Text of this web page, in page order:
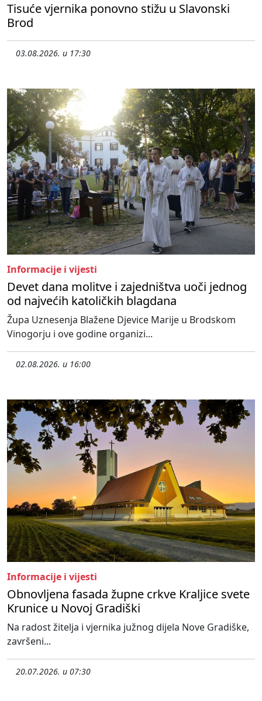
Tisuće vjernika ponovno stižu u Slavonski
Brod
03.08.2026. u 17:30
Informacije i vijesti
Devet dana molitve i zajedništva uoči jednog
od najvećih katoličkih blagdana
Župa Uznesenja Blažene Djevice Marije u Brodskom
Vinogorju i ove godine organizi...
02.08.2026. u 16:00
Informacije i vijesti
Obnovljena fasada župne crkve Kraljice svete
Krunice u Novoj Gradiški
Na radost žitelja i vjernika južnog dijela Nove Gradiške,
završeni...
20.07.2026. u 07:30